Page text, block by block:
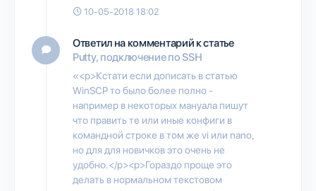
10-05-2018 18:02
Ответил на комментарий к статье
Putty, подключение по SSH
«<p>Кстати если дописать в статью
WinSCP то было более полно -
например в некоторых мануала пишут
что править те или иные конфиги в
командной строке в том же vi или nano,
но для для новичков это очень не
удобно.</p><p>Гораздо проще это
делать в нормальном текстовом